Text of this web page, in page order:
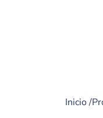
Inicio /